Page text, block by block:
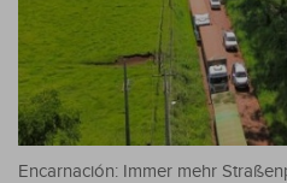
Encarnación: Immer mehr